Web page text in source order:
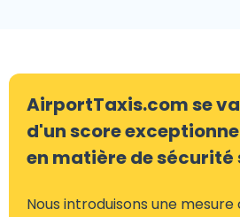
AirportTaxis.com se
d'un score
en matière de sécurité
Nous introduisons une